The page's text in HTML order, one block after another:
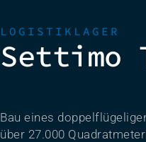
LOGISTIKLAGER
Settimo
Bau eines
über 27.000